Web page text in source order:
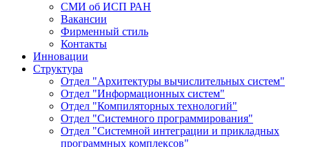
СМИ об ИСП РАН
Вакансии
Фирменный стиль
Контакты
Инновации
Структура
Отдел "Архитектуры вычислительных систем"
Отдел "Информационных систем"
Отдел "Компиляторных технологий"
Отдел "Системного программирования"
Отдел "Системной интеграции и прикладных
программных комплексов"